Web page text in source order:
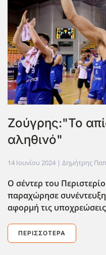
Ζούγρης:"Το
αληθινό"
14 Ιουνίου 2024 | Δημήτρης
Ο σέντερ του
παραχώρησε
αφορμή τις
ΠΕΡΙΣΣΌΤΕΡΑ